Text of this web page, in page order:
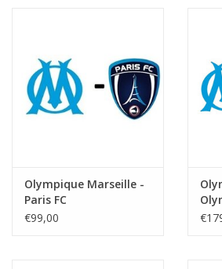
Olympique Marseille -
Paris FC
€99,00